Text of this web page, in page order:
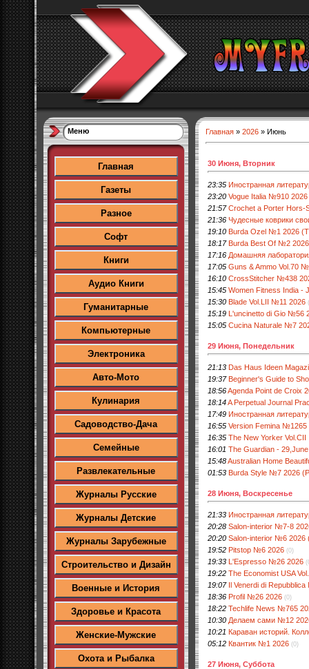
Меню
Главная
Газеты
Разное
Софт
Книги
Аудио Книги
Гуманитарные
Компьютерные
Электроника
Авто-Мото
Кулинария
Садоводство-Дача
Семейные
Развлекательные
Журналы Русские
Журналы Детские
Журналы Зарубежные
Строительство и Дизайн
Военные и История
Здоровье и Красота
Женские-Мужские
Охота и Рыбалка
Главная » 2026 » Июнь
30 Июня, Вторник
23:35 Иностранная
23:20 Vogue Italia №910 2026
21:57 Crochet a Porter Hors-
21:36 Чудесные коврики
19:10 Burda Ozel №1 2026
18:17 Burda Best Of №2 2026
17:16 Домашняя
17:05 Guns & Ammo Vol.70
16:10 CrossStitcher №438
15:45 Women Fitness India -
15:30 Blade Vol.LII №11 2026
15:19 L'uncinetto di Gio №56
15:05 Cucina Naturale №7
29 Июня, Понедельник
21:13 Das Haus Ideen
19:37 Beginner's Guide to
18:56Agenda Point de Croix
18:14A Perpetual Journal
17:49 Иностранная
16:55 Version Femina №1265
16:35 The New Yorker
16:01 The Guardian -
15:48Australian Home
01:53 Burdа Style №7 2026
28 Июня, Воскресенье
21:33 Иностранная
20:28 Salon-interior №7-8
20:20 Salon-interior №6 2026
19:52 Pitstop №6 2026 (0)
19:33 L'Espresso №26 2026
19:22 The Economist USA
19:07 Il Venerdi di
18:36 Profil №26 2026 (0)
18:22 Techlife News №765
10:30 Делаем сами №12
10:21 Караван историй.
05:12 Квантик №1 2026 (0)
27 Июня, Суббота